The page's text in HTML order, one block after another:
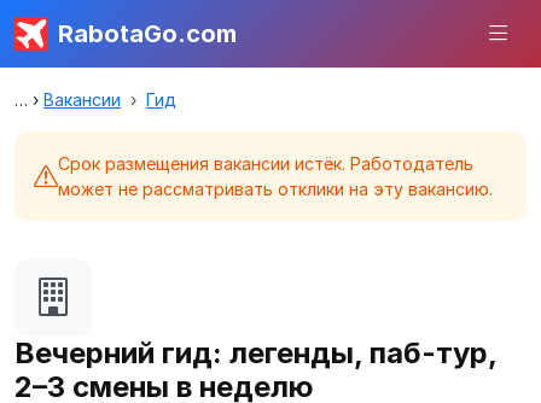
RabotaGo.com
Вакансии Гид
Срок размещения вакансии истёк. Работодатель
может не рассматривать отклики на эту вакансию.
Вечерний гид: легенды, паб-тур,
2–3 смены в неделю